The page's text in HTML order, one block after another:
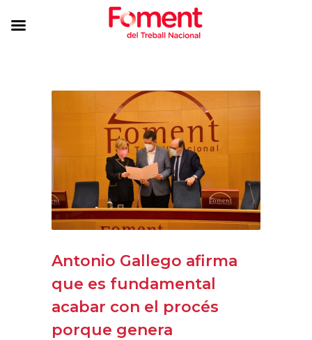
Antonio Gallego afirma
que es fundamental
acabar con el procés
porque genera